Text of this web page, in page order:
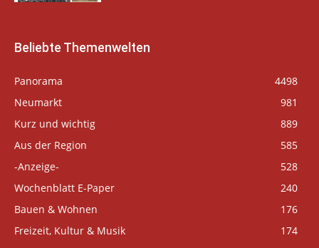
Beliebte Themenwelten
Panorama
4498
Neumarkt
981
Kurz und wichtig
889
Aus der Region
585
-Anzeige-
528
Wochenblatt E-Paper
240
Bauen & Wohnen
176
Freizeit, Kultur & Musik
174